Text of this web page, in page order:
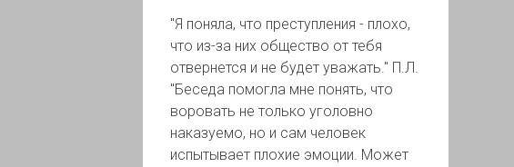
"Я поняла, что преступления - плохо,
что из-за них общество от тебя
отвернется и не будет уважать." П.Л.
"Беседа помогла мне понять, что
воровать не только уголовно
наказуемо, но и сам человек
испытывает плохие эмоции. Может